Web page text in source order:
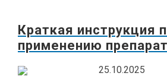
Краткая инструкция
применению
25.10.2025